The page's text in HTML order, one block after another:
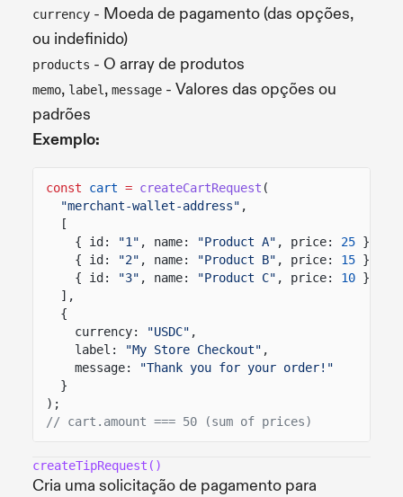
currency - Moeda de pagamento (das opções,
ou indefinido)
products - O array de produtos
memo, label , message - Valores das opções ou
padrões
Exemplo:
const cart = createCartRequest (
"merchant-wallet-address" ,
[
{ id:
"1" , name: "Product A" , price: 25 },
{ id:
"2" , name: "Product B" , price: 15 },
{ id:
"3" , name: "Product C" , price: 10 }
],
{
currency:
"USDC" ,
label:
"My Store Checkout" ,
message:
"Thank you for your order!"
}
);
// cart.amount === 50 (sum of prices)
createTipRequest()
Cria uma solicitação de pagamento para